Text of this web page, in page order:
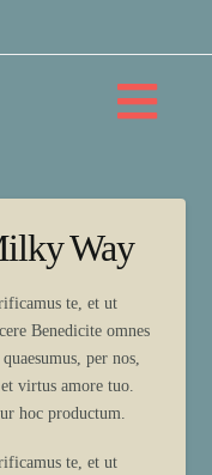
Way
te, et ut
Benedicite omnes
per nos,
virtus amore tuo.
hoc productum.
te, et ut